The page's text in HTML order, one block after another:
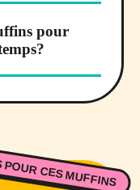
pour
CES MUFFINS